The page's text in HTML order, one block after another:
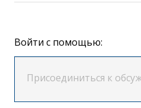
Войти с помощью: